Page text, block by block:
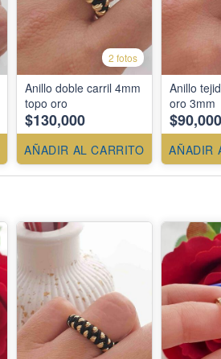
2 fotos
Anillo doble carril 4mm
topo oro
$130,000
AÑADIR AL CARRITO
Anillo
oro 3mm
$90,000
AÑADIR